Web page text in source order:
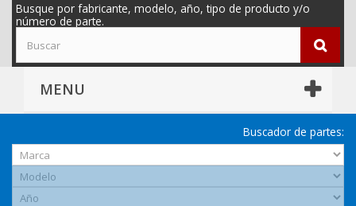
Busque por fabricante, modelo, año, tipo de producto y/o
número de parte.
MENU
Buscador de partes: